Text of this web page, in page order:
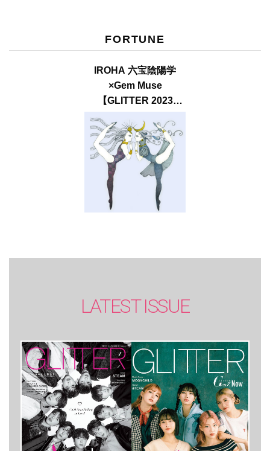
FORTUNE
IROHA 六宝陰陽学
×Gem Muse
【GLITTER 2023
SUMMER issue】
LATEST ISSUE